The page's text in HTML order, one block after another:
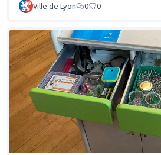
Ville de Lyon 0 0